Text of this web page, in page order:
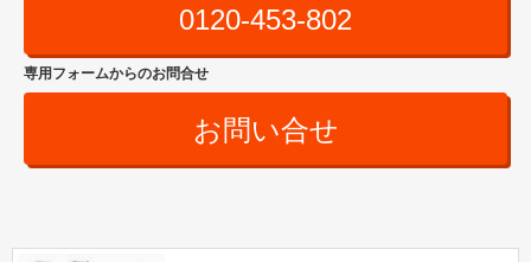
0120-453-802
専用フォームからのお問合せ
お問い合せ